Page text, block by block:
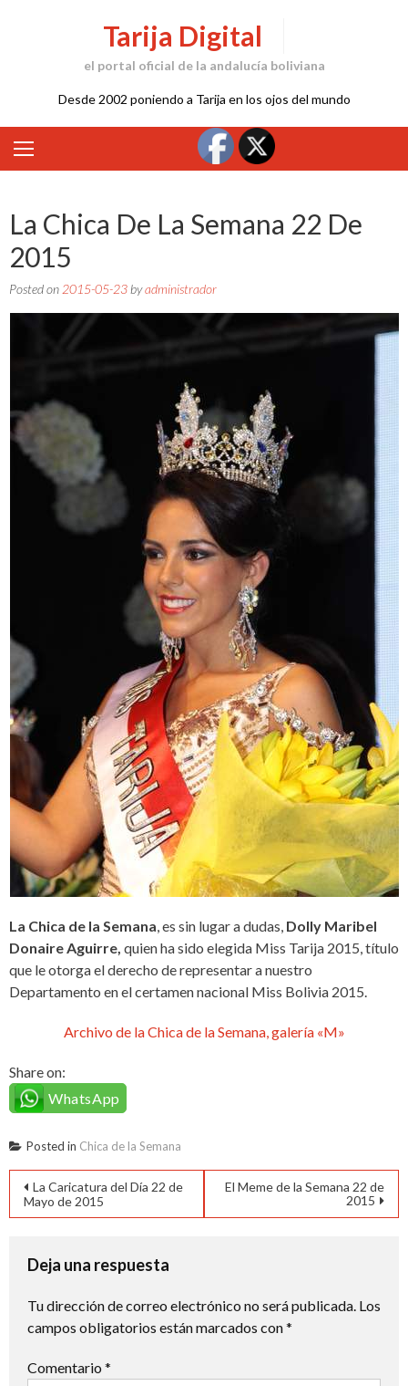
Tarija Digital
el portal oficial de la andalucía boliviana
Desde 2002 poniendo a Tarija en los ojos del mundo
La Chica De La Semana 22 De
2015
Posted on 2015-05-23 byadministrador
La Chica de la Semana, es sin lugar a dudas, Dolly Maribel
Donaire Aguirre, quien ha sido elegida Miss Tarija 2015, título
que le otorga el derecho de representar a nuestro
Departamento en el certamen nacional Miss Bolivia 2015.
Archivo de la Chica de la Semana, galería «M»
Share on:
WhatsApp
Posted in Chica de la Semana
Navegación
de
entradas
La Caricatura del Día 22 de
Mayo de 2015
El Meme de la Semana 22 de
2015
Deja una respuesta
Tu dirección de correo electrónico no será publicada. Los
campos obligatorios están marcados con*
Comentario *